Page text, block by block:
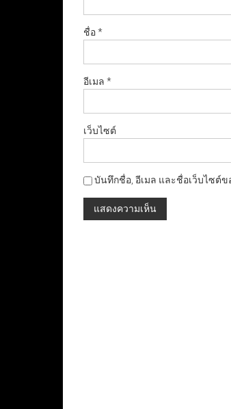
ชื่อ*
อีเมล *
เว็บไซต์
บันทึกชื่อ, อีเมล และชื่อเว็บไซต์